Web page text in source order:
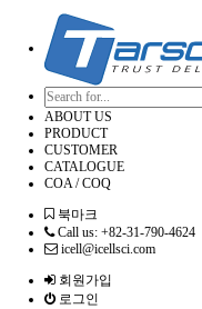
ABOUT US
PRODUCT
CUSTOMER
CATALOGUE
COA / COQ
북마크
Call us: +82-31-790-4624
icell@icellsci.com
회원가입
로그인